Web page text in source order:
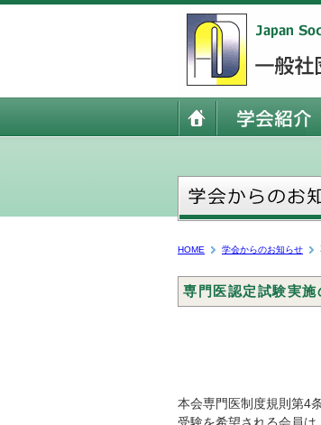
HOME 学会からのお知らせ
専門医認定試験実施
本会専門医制度規則第4